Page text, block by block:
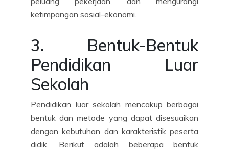
ketimpangan sosial-ekonomi.
3. Bentuk-Bentuk
Pendidikan Luar
Sekolah
Pendidikan luar sekolah mencakup berbagai
bentuk dan metode yang dapat disesuaikan
dengan kebutuhan dan karakteristik peserta
didik. Berikut adalah beberapa bentuk